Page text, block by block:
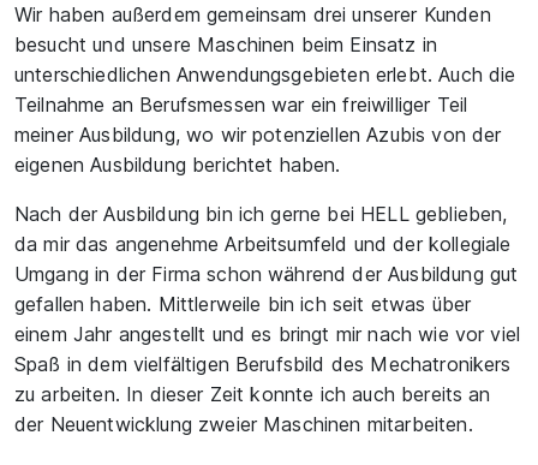
Wir haben außerdem gemeinsam drei unserer Kunden
besucht und unsere Maschinen beim Einsatz in
unterschiedlichen Anwendungsgebieten erlebt. Auch die
Teilnahme an Berufsmessen war ein freiwilliger Teil
meiner Ausbildung, wo wir potenziellen Azubis von der
eigenen Ausbildung berichtet haben.
Nach der Ausbildung bin ich gerne bei HELL geblieben,
da mir das angenehme Arbeitsumfeld und der kollegiale
Umgang in der Firma schon während der Ausbildung gut
gefallen haben. Mittlerweile bin ich seit etwas über
einem Jahr angestellt und es bringt mir nach wie vor viel
Spaß in dem vielfältigen Berufsbild des Mechatronikers
zu arbeiten. In dieser Zeit konnte ich auch bereits an
der Neuentwicklung zweier Maschinen mitarbeiten.